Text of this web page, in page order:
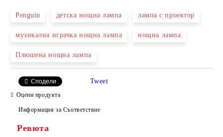
Penguin детска нощна лампа лампа с проектор
музикална играчка нощна лампа нощна лампа
Плюшена нощна лампа
Сподели Tweet
Оцени продукта
Информация за Съответствие
Ревюта